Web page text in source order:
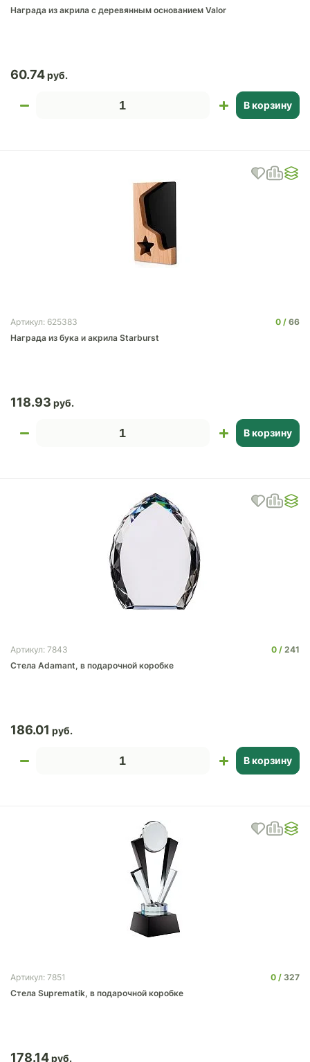
Награда из акрила с деревянным основанием Valor
60.74
В корзину
Артикул: 625383 0
66
Награда из бука и акрила Starburst
118.93
В корзину
Артикул: 7843 0
241
Стела Adamant, в подарочной коробке
186.01
В корзину
Артикул: 7851 0
327
Стела Suprematik, в подарочной коробке
178.14